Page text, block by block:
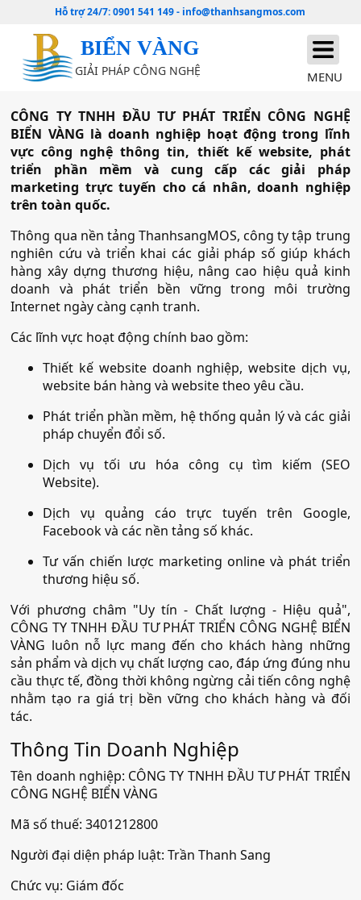
Hỗ trợ 24/7:0901 541 149- info@thanhsangmos.com
BIỂN VÀNG
GIẢI PHÁP CÔNG NGHỆ MENU
CÔNG TY TNHH ĐẦU TƯ PHÁT TRIỂN CÔNG NGHỆ
BIỂN VÀNG là doanh nghiệp hoạt động trong lĩnh
vực công nghệ thông tin, thiết kế website, phát
triển phần mềm và cung cấp các giải pháp
marketing trực tuyến cho cá nhân, doanh nghiệp
trên toàn quốc.
Thông qua nền tảng ThanhsangMOS, công ty tập trung
nghiên cứu và triển khai các giải pháp số giúp khách
hàng xây dựng thương hiệu, nâng cao hiệu quả kinh
doanh và phát triển bền vững trong môi trường
Internet ngày càng cạnh tranh.
Các lĩnh vực hoạt động chính bao gồm:
Thiết kế website doanh nghiệp, website dịch vụ,
website bán hàng và website theo yêu cầu.
Phát triển phần mềm, hệ thống quản lý và các giải
pháp chuyển đổi số.
Dịch vụ tối ưu hóa công cụ tìm kiếm (SEO
Website).
Dịch vụ quảng cáo trực tuyến trên Google,
Facebook và các nền tảng số khác.
Tư vấn chiến lược marketing online và phát triển
thương hiệu số.
Với phương châm "Uy tín - Chất lượng - Hiệu quả",
CÔNG TY TNHH ĐẦU TƯ PHÁT TRIỂN CÔNG NGHỆ BIỂN
VÀNG luôn nỗ lực mang đến cho khách hàng những
sản phẩm và dịch vụ chất lượng cao, đáp ứng đúng nhu
cầu thực tế, đồng thời không ngừng cải tiến công nghệ
nhằm tạo ra giá trị bền vững cho khách hàng và đối
tác.
Thông Tin Doanh Nghiệp
Tên doanh nghiệp: CÔNG TY TNHH ĐẦU TƯ PHÁT TRIỂN
CÔNG NGHỆ BIỂN VÀNG
Mã số thuế: 3401212800
Người đại diện pháp luật: Trần Thanh Sang
Chức vụ: Giám đốc